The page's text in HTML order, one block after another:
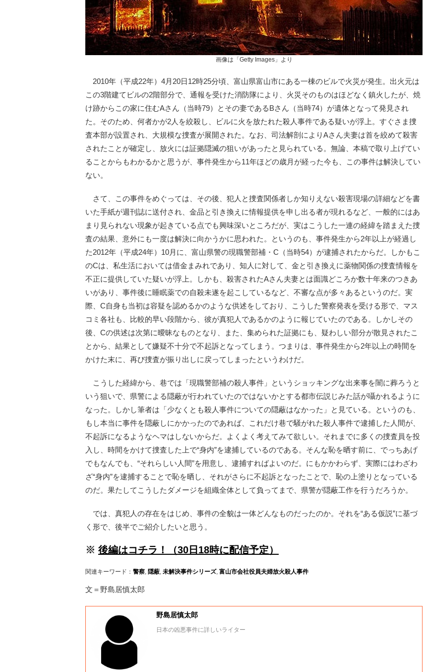
画像は「Getty Images」より
2010年（平成22年）4月20日12時25分頃、富山県富山市にある一棟のビルで火災が発生。出火元は
この3階建てビルの2階部分で、通報を受けた消防隊により、火災そのものはほどなく鎮火したが、焼
け跡からこの家に住むAさん（当時79）とその妻であるBさん（当時74）が遺体となって発見され
た。そのため、何者かが2人を絞殺し、ビルに火を放たれた殺人事件である疑いが浮上。すぐさま捜
査本部が設置され、大規模な捜査が展開された。なお、司法解剖によりAさん夫妻は首を絞めて殺害
されたことが確定し、放火には証拠隠滅の狙いがあったと見られている。無論、本稿で取り上げてい
ることからもわかるかと思うが、事件発生から11年ほどの歳月が経った今も、この事件は解決してい
ない。
さて、この事件をめぐっては、その後、犯人と捜査関係者しか知りえない殺害現場の詳細などを書
いた手紙が週刊誌に送付され、金品と引き換えに情報提供を申し出る者が現れるなど、一般的にはあ
まり見られない現象が起きている点でも興味深いところだが、実はこうした一連の経緯を踏まえた捜
査の結果、意外にも一度は解決に向かうかに思われた。というのも、事件発生から2年以上が経過し
た2012年（平成24年）10月に、富山県警の現職警部補・C（当時54）が逮捕されたからだ。しかもこ
のCは、私生活においては借金まみれであり、知人に対して、金と引き換えに薬物関係の捜査情報を
不正に提供していた疑いが浮上。しかも、殺害されたAさん夫妻とは面識どころか数十年来のつきあ
いがあり、事件後に睡眠薬での自殺未遂を起こしているなど、不審な点が多々あるというのだ。実
際、C自身も当初は容疑を認めるかのような供述をしており、こうした警察発表を受ける形で、マス
コミ各社も、比較的早い段階から、彼が真犯人であるかのように報じていたのである。しかしその
後、Cの供述は次第に曖昧なものとなり、また、集められた証拠にも、疑わしい部分が散見されたこ
とから、結果として嫌疑不十分で不起訴となってしまう。つまりは、事件発生から2年以上の時間を
かけた末に、再び捜査が振り出しに戻ってしまったというわけだ。
こうした経緯から、巷では「現職警部補の殺人事件」というショッキングな出来事を闇に葬ろうと
いう狙いで、県警による隠蔽が行われていたのではないかとする都市伝説じみた話が囁かれるように
なった。しかし筆者は「少なくとも殺人事件についての隠蔽はなかった」と見ている。というのも、
もし本当に事件を隠蔽しにかかったのであれば、これだけ巷で騒がれた殺人事件で逮捕した人間が、
不起訴になるようなヘマはしないからだ。よくよく考えてみて欲しい。それまでに多くの捜査員を投
入し、時間をかけて捜査した上で“身内”を逮捕しているのである。そんな恥を晒す前に、でっちあげ
でもなんでも、“それらしい人間”を用意し、逮捕すればよいのだ。にもかかわらず、実際にはわざわ
ざ“身内”を逮捕することで恥を晒し、それがさらに不起訴となったことで、恥の上塗りとなっている
のだ。果たしてこうしたダメージを組織全体として負ってまで、県警が隠蔽工作を行うだろうか。
では、真犯人の存在をはじめ、事件の全貌は一体どんなものだったのか。それを“ある仮説”に基づ
く形で、後半でご紹介したいと思う。
※ 後編はコチラ！（30日18時に配信予定）
関連キーワード： 警察, 隠蔽, 未解決事件シリーズ, 富山市会社役員夫婦放火殺人事件
文＝野島居慎太郎
野島居慎太郎
日本の凶悪事件に詳しいライター